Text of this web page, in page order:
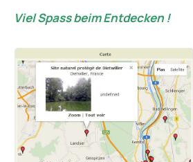
Viel Spass beim Entdecken !